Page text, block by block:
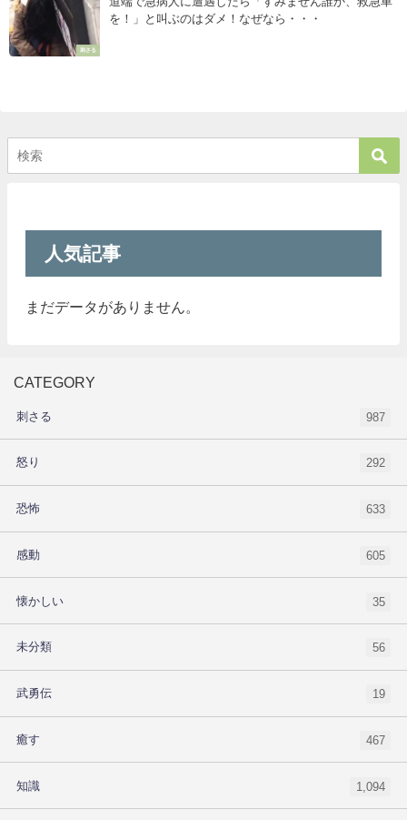
刺さる
を！」と叫ぶのはダメ！なぜなら・・・
人気記事
まだデータがありません。
CATEGORY
刺さる 987
怒り 292
恐怖 633
感動 605
懐かしい 35
未分類 56
武勇伝 19
癒す 467
知識 1,094